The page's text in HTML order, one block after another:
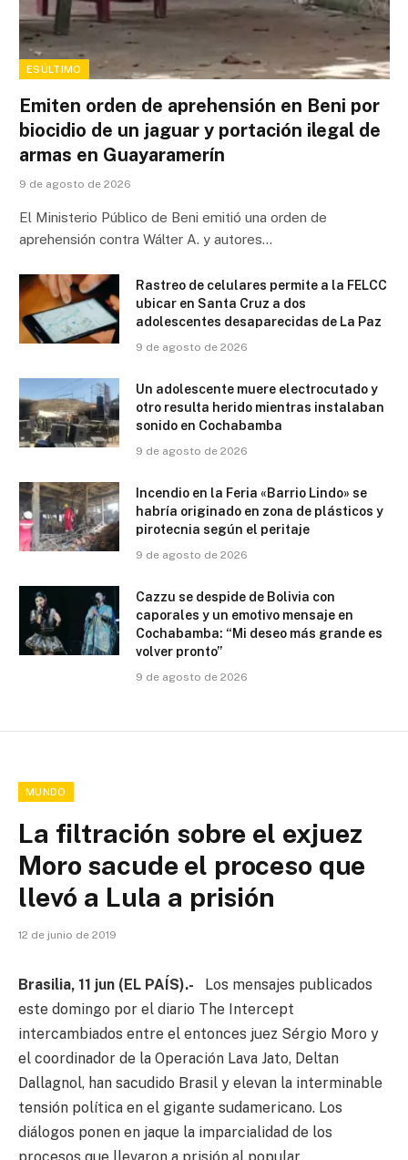
ESÚLTIMO
Emiten orden de aprehensión en Beni por
biocidio de un jaguar y portación ilegal de
armas en Guayaramerín
9 de agosto de 2026
El Ministerio Público de Beni emitió una orden de
aprehensión contra Wálter A. y autores…
Rastreo de celulares permite a la FELCC
ubicar en Santa Cruz a dos
adolescentes desaparecidas de La Paz
9 de agosto de 2026
Un adolescente muere electrocutado y
otro resulta herido mientras instalaban
sonido en Cochabamba
9 de agosto de 2026
Incendio en la Feria «Barrio Lindo» se
habría originado en zona de plásticos y
pirotecnia según el peritaje
9 de agosto de 2026
Cazzu se despide de Bolivia con
caporales y un emotivo mensaje en
Cochabamba: “Mi deseo más grande es
volver pronto”
9 de agosto de 2026
MUNDO
La filtración sobre el exjuez
Moro sacude el proceso que
llevó a Lula a prisión
12 de junio de 2019
Brasilia, 11 jun (EL PAÍS).-
Los mensajes publicados
este domingo por el diario The Intercept
intercambiados entre el entonces juez Sérgio Moro y
el coordinador de la Operación Lava Jato, Deltan
Dallagnol, han sacudido Brasil y elevan la interminable
tensión política en el gigante sudamericano. Los
diálogos ponen en jaque la imparcialidad de los
procesos que llevaron a prisión al popular